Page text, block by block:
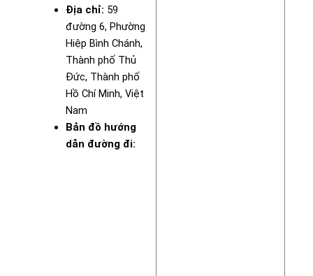
Địa chỉ: 59
đường 6, Phường
Hiệp Bình Chánh,
Thành phố Thủ
Đức, Thành phố
Hồ Chí Minh, Việt
Nam
Bản đồ hướng
dẫn đường đi: